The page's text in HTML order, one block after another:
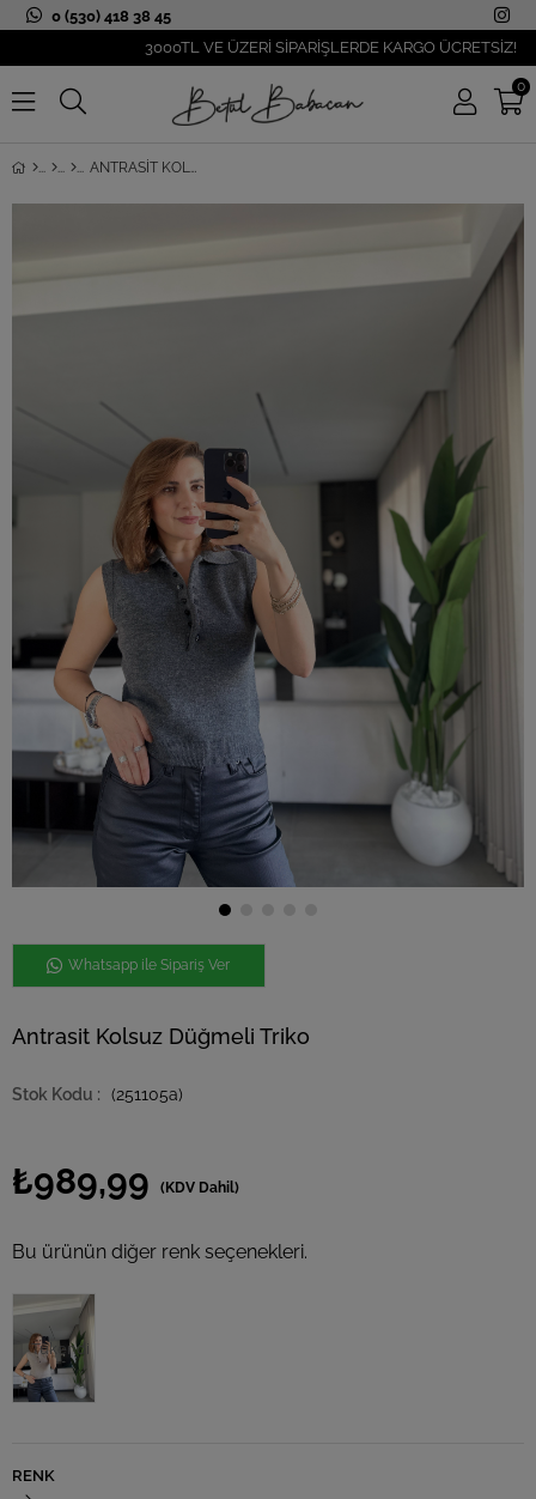
0 (530) 418 38 45
3000TL VE ÜZERİ SİPARİŞLERDE KARGO ÜCRETSİZ!
0
ANTRASIT KOLSUZ DÜĞMELI TRIKO
Whatsapp ile Sipariş Ver
Antrasit Kolsuz Düğmeli Triko
(251105a)
₺989,99 (KDV Dahil)
Bu ürünün diğer renk seçenekleri.
Tükendi
RENK